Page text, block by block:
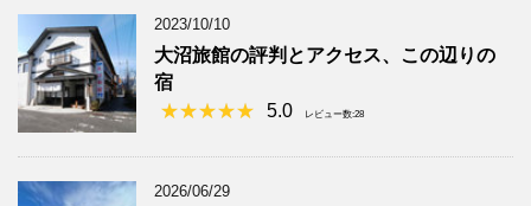
2023/10/10
大沼旅館の評判とアクセス、この辺りの
宿
5.0
レビュー数:28
2026/06/29